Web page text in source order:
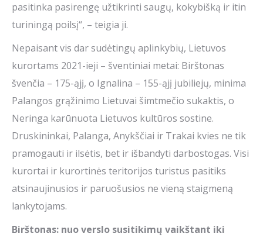
pasitinka pasirengę užtikrinti saugų, kokybišką ir itin
turiningą poilsį“, – teigia ji.
Nepaisant vis dar sudėtingų aplinkybių, Lietuvos
kurortams 2021-ieji – šventiniai metai: Birštonas
švenčia – 175-ąjį, o Ignalina – 155-ąjį jubiliejų, minima
Palangos grąžinimo Lietuvai šimtmečio sukaktis, o
Neringa karūnuota Lietuvos kultūros sostine.
Druskininkai, Palanga, Anykščiai ir Trakai kvies ne tik
pramogauti ir ilsėtis, bet ir išbandyti darbostogas. Visi
kurortai ir kurortinės teritorijos turistus pasitiks
atsinaujinusios ir paruošusios ne vieną staigmeną
lankytojams.
Birštonas: nuo verslo susitikimų vaikštant iki